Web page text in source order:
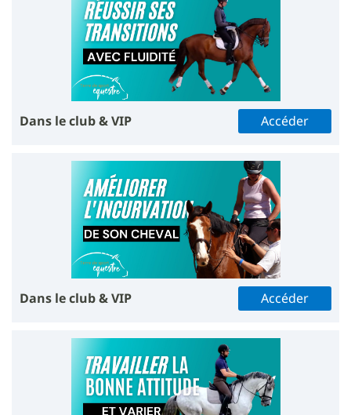
Dans le club & VIP Accéder
Dans le club & VIP Accéder